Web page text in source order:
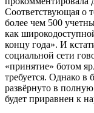
Соответствующая о
более чем 500
как
концу года». И
социальной сети
«принятие» ботом
требуется. Однако в
развёрнуто в полную
будет приравнен к